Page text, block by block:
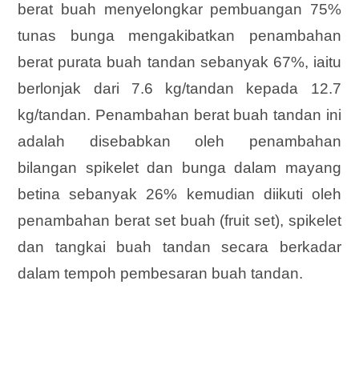
berat buah menyelongkar pembuangan 75%
tunas bunga mengakibatkan penambahan
berat purata buah tandan sebanyak 67%, iaitu
berlonjak dari 7.6 kg/tandan kepada 12.7
kg/tandan. Penambahan berat buah tandan ini
adalah disebabkan oleh penambahan
bilangan spikelet dan bunga dalam mayang
betina sebanyak 26% kemudian diikuti oleh
penambahan berat set buah (fruit set), spikelet
dan tangkai buah tandan secara berkadar
dalam tempoh pembesaran buah tandan.